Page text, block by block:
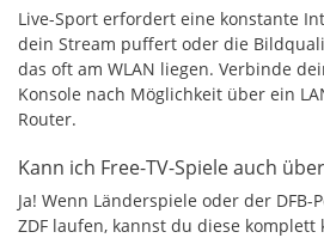
Live-Sport erfordert eine konstante
dein Stream puffert oder die
das oft am WLAN liegen. Verbinde
Konsole nach Möglichkeit über ein
Router.
Kann ich Free-TV-Spiele auch
Ja! Wenn Länderspiele oder der DFB-
ZDF laufen, kannst du diese komplett